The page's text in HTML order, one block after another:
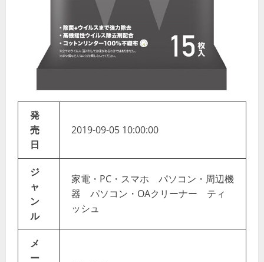
発
売
日
2019-09-05 10:00:00
ジ
ャ
ン
ル
家電・PC・スマホ パソコン・周辺機
器 パソコン・OAクリーナー ティ
ッシュ
メ
ー